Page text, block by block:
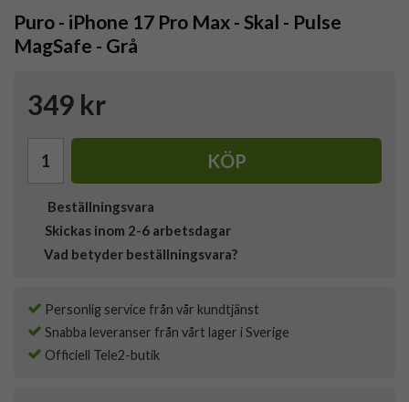
Puro - iPhone 17 Pro Max - Skal - Pulse
MagSafe - Grå
349 kr
KÖP
Beställningsvara
Skickas inom 2-6 arbetsdagar
Vad betyder beställningsvara?
Personlig service från vår kundtjänst
Snabba leveranser från vårt lager i Sverige
Officiell Tele2-butik